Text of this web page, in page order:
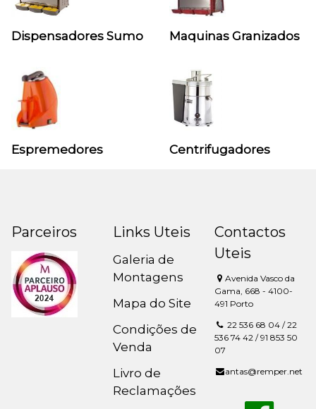
Dispensadores Sumo Maquinas Granizados
Espremedores Centrifugadores
Parceiros Links Uteis
Galeria de
Montagens
Mapa do Site
Condições de
Venda
Livro de
Reclamações
Contactos
Uteis
Avenida Vasco da
Gama, 668 - 4100-
491 Porto
22 536 68 04 / 22
536 74 42 / 91 853 50
07
antas@remper.net